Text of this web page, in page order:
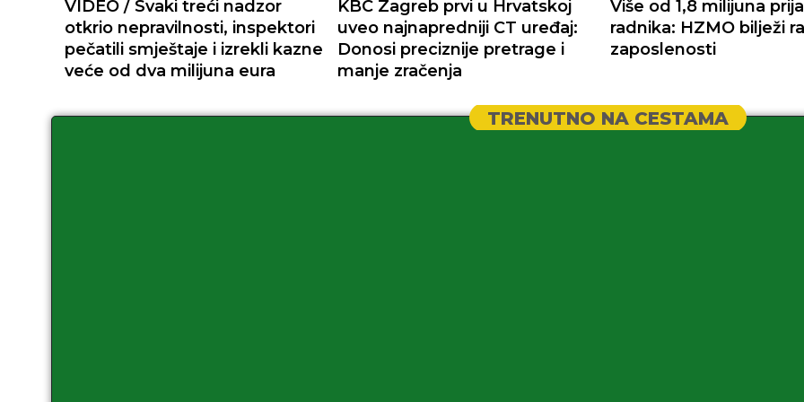
VIDEO / Svaki treći nadzor
otkrio nepravilnosti, inspektori
pečatili smještaje i izrekli kazne
veće od dva milijuna eura
KBC Zagreb prvi u Hrvatskoj
uveo najnapredniji CT uređaj:
Donosi preciznije pretrage i
manje zračenja
Više od 1,8 milijuna
radnika: HZMO bilježi
zaposlenosti
TRENUTNO NA CESTAMA